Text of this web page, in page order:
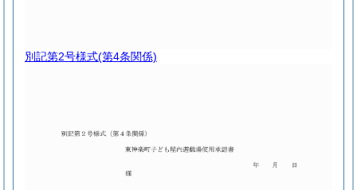
別記第2号様式(第4条関係)